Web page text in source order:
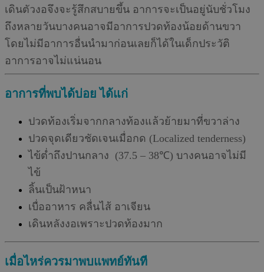
เดินตัวงอจึงจะรู้สึกสบายขึ้น อาการจะเป็นอยู่นับชั่วโมง
ถึงหลายวันบางคนอาจมีอาการปวดท้องน้อยด้านขวา
โดยไม่มีอาการอื่นนำมาก่อนเลยก็ได้ในเด็กประวัติ
อาการอาจไม่แน่นอน
อาการที่พบได้บ่อย ได้แก่
ปวดท้องเริ่มจากกลางท้องแล้วย้ายมาที่ขวาล่าง
ปวดจุดเดียวชัดเจนเมื่อกด (Localized tenderness)
ไข้ต่ำถึงปานกลาง (37.5 – 38℃) บางคนอาจไม่มี
ไข้
ลิ้นเป็นฝ้าหนา
เบื่ออาหาร คลื่นไส้ อาเจียน
เดินหลังงอเพราะปวดท้องมาก
เมื่อไหร่ควรมาพบแพทย์ทันที